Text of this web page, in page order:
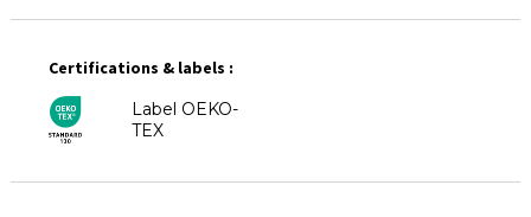
Certifications & labels :
Label OEKO-
TEX